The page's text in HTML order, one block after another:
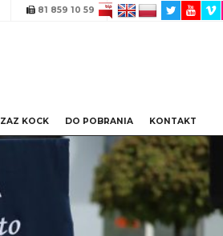
81 859 10 59
ZAZ KOCK DO POBRANIA KONTAKT